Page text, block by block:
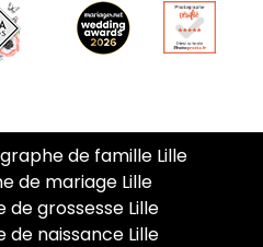
de famille Lille
de mariage Lille
grossesse Lille
de naissance Lille